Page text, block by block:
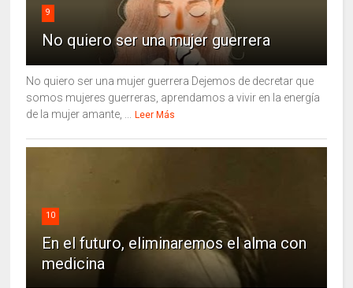
9
No quiero ser una mujer guerrera
No quiero ser una mujer guerrera Dejemos de decretar que
somos mujeres guerreras, aprendamos a vivir en la energía
de la mujer amante, ...
Leer Más
10
En el futuro, eliminaremos el alma con
medicina